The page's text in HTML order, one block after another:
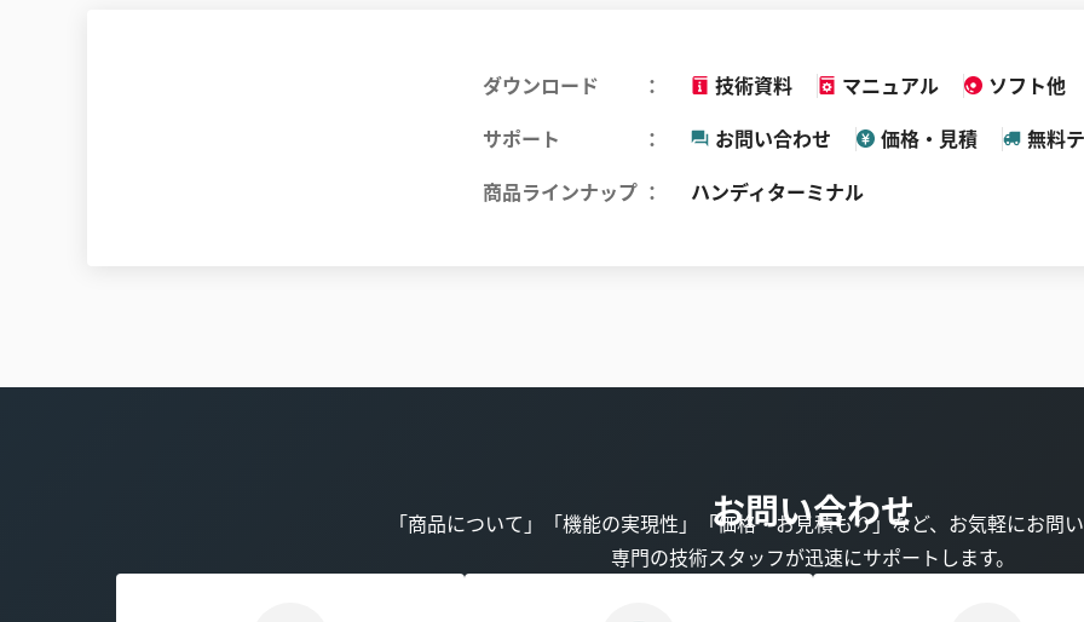
ダウンロード 技術資料 マニュアル
ソフト他
サポート
お問い合わせ 価格・見積
無料
商品ラインナップ
ハンディターミナル
お問い合わせ
「商品について」「機能の実現性」「価格・お見積もり」など、お気軽にお問
専門の技術スタッフが迅速にサポートします。